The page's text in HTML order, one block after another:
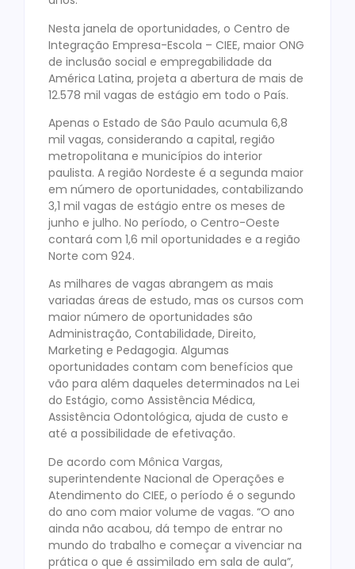
Nesta janela de oportunidades, o Centro de
Integração Empresa-Escola – CIEE, maior ONG
de inclusão social e empregabilidade da
América Latina, projeta a abertura de mais de
12.578 mil vagas de estágio em todo o País.
Apenas o Estado de São Paulo acumula 6,8
mil vagas, considerando a capital, região
metropolitana e municípios do interior
paulista. A região Nordeste é a segunda maior
em número de oportunidades, contabilizando
3,1 mil vagas de estágio entre os meses de
junho e julho. No período, o Centro-Oeste
contará com 1,6 mil oportunidades e a região
Norte com 924.
As milhares de vagas abrangem as mais
variadas áreas de estudo, mas os cursos com
maior número de oportunidades são
Administração, Contabilidade, Direito,
Marketing e Pedagogia. Algumas
oportunidades contam com benefícios que
vão para além daqueles determinados na Lei
do Estágio, como Assistência Médica,
Assistência Odontológica, ajuda de custo e
até a possibilidade de efetivação.
De acordo com Mônica Vargas,
superintendente Nacional de Operações e
Atendimento do CIEE, o período é o segundo
do ano com maior volume de vagas. “O ano
ainda não acabou, dá tempo de entrar no
mundo do trabalho e começar a vivenciar na
prática o que é assimilado em sala de aula”,